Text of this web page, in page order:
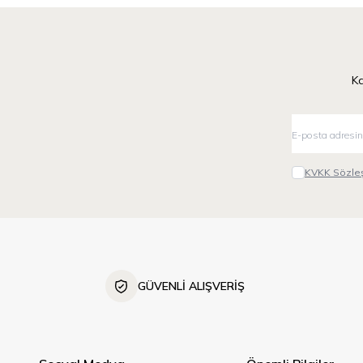
KVKK
GÜVENLİ ALIŞVERİŞ